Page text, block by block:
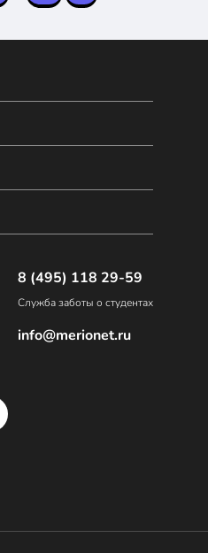
8 (495) 118 29-59
Служба заботы о студентах
info@merionet.ru